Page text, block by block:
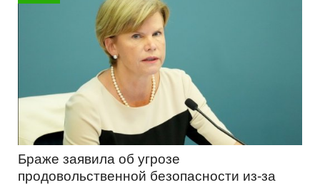
Браже заявила об угрозе
продовольственной безопасности из-за